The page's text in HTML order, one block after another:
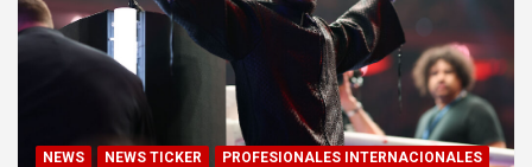
NEWS NEWS TICKER PROFESIONALES INTERNACIONALES